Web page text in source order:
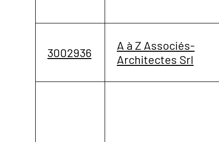
3002936
A à Z Associés-
Architectes Srl